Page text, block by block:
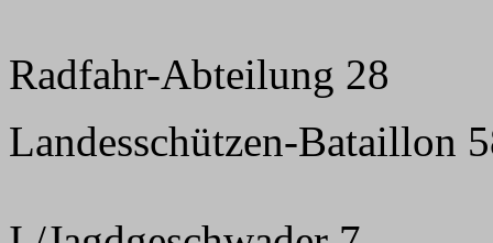
Radfahr-Abteilung 28
Landesschützen-Bataillon